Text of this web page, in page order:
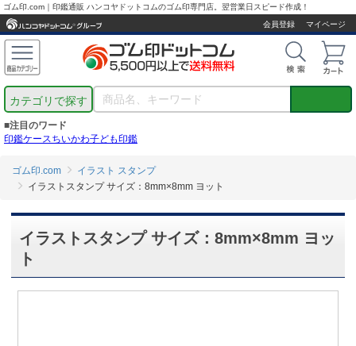
ゴム印.com｜印鑑通販 ハンコヤドットコムのゴム印専門店。翌営業日スピード作成！
会員登録
マイページ
カテゴリで探す
■注目のワード
印鑑ケースちいかわ子ども印鑑
ゴム印.com
イラスト スタンプ
イラストスタンプ サイズ：8mm×8mm ヨット
イラストスタンプ サイズ：8mm×8mm ヨッ
ト